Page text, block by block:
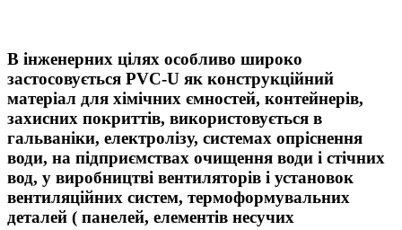
В інженерних цілях особливо широко
застосовується PVC-U як конструкційний
матеріал для хімічних ємностей, контейнерів,
захисних покриттів, використовується в
гальваніки, електролізу, системах опріснення
води, на підприємствах очищення води і стічних
вод, у виробництві вентиляторів і установок
вентиляційних систем, термоформувальних
деталей ( панелей, елементів несучих